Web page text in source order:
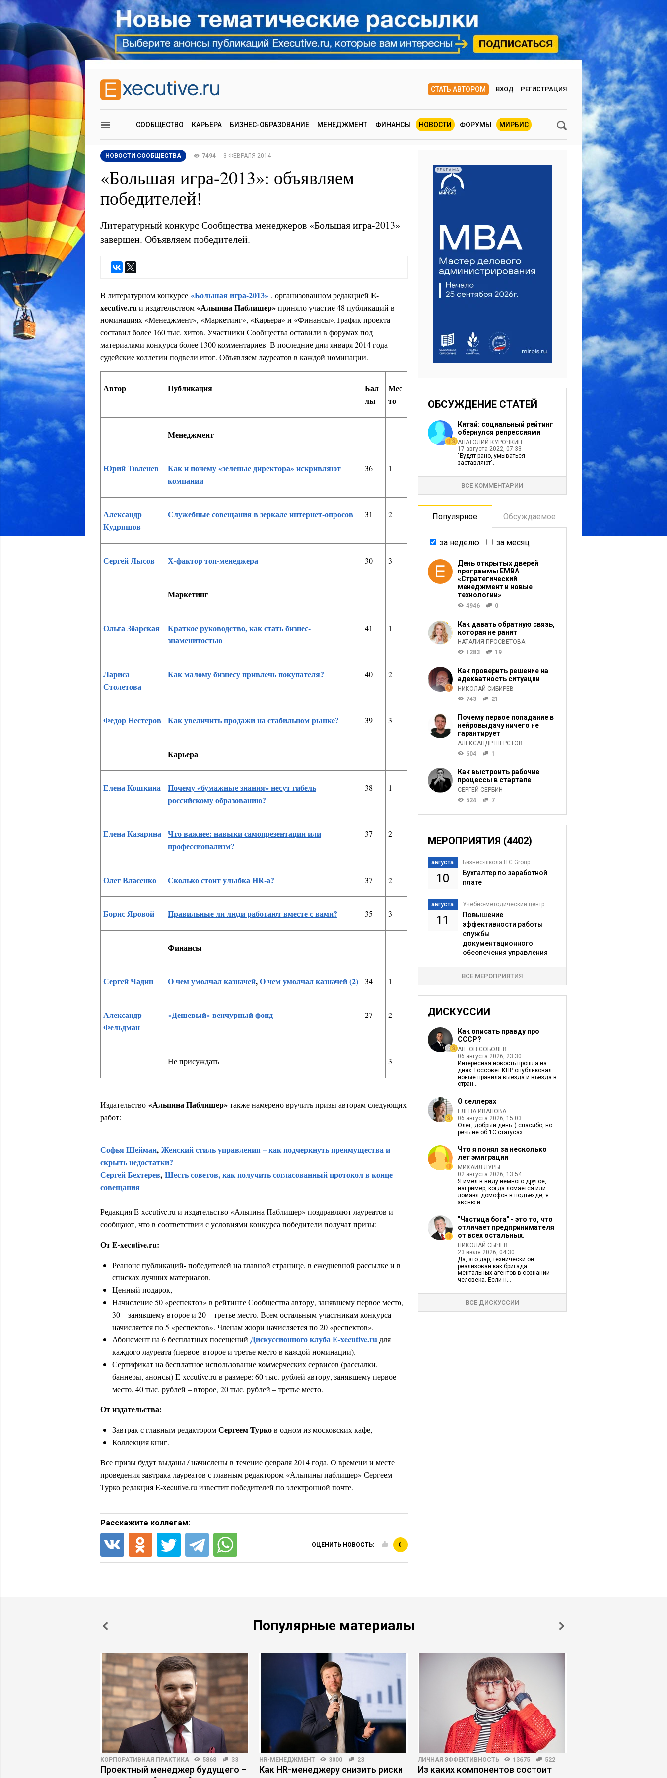
СТАТЬ АВТОРОМ ВХОД РЕГИСТРАЦИЯ
СООБЩЕСТВО КАРЬЕРА БИЗНЕС-ОБРАЗОВАНИЕ МЕНЕДЖМЕНТ ФИНАНСЫ НОВОСТИ ФОРУМЫ МИРБИС
НОВОСТИ СООБЩЕСТВА 7494 3 ФЕВРАЛЯ 2014
«Большая игра-2013»: объявляем
победителей!
Литературный конкурс Сообщества менеджеров «Большая игра-2013»
завершен. Объявляем победителей.
В литературном конкурсе «Большая игра-2013» , организованном редакцией E-
xecutive.ruи издательством«Альпина Паблишер»приняло участие 48 публикаций в
номинациях «Менеджмент», «Маркетинг», «Карьера» и «Финансы».Трафик проекта
составил более 160 тыс. хитов. Участники Сообщества оставили в форумах под
материалами конкурса более 1300 комментариев. В последние дни января 2014 года
судейские коллегии подвели итог. Объявляем лауреатов в каждой номинации.
Автор Публикация
Бал
лы
Мес
то
Менеджмент
Юрий Тюленев
Как и почему «зеленые директора» искривляют
компании
36 1
Александр
Кудряшов
Служебные совещания в зеркале интернет-опросов 31 2
Сергей Лысов Х-фактор топ-менеджера 30 3
Маркетинг
Ольга Збарская
Краткое руководство, как стать бизнес-
знаменитостью
41 1
Лариса
Столетова
Как малому бизнесу привлечь покупателя? 40 2
Федор Нестеров Как увеличить продажи на стабильном рынке? 39 3
Карьера
Елена Кошкина
Почему «бумажные знания» несут гибель
российскому образованию?
38 1
Елена Казарина Что важнее: навыки самопрезентации или
профессионализм?
37 2
Олег Власенко Сколько стоит улыбка HR-а? 37 2
Борис Яровой Правильные ли люди работают вместе с вами? 35 3
Финансы
Сергей Чадин О чем умолчал казначей,О чем умолчал казначей (2) 34 1
Александр
Фельдман
«Дешевый» венчурный фонд 27 2
Не присуждать 3
Издательство «Альпина Паблишер»также намерено вручить призы авторам следующих
работ:
Софья Шейман, Женский стиль управления – как подчеркнуть преимущества и
скрыть недостатки?
Сергей Бехтерев, Шесть советов, как получить согласованный протокол в конце
совещания
Редакция E-xecutive.ru и издательство «Альпина Паблишер» поздравляют лауреатов и
сообщают, что в соответствии с условиями конкурса победители получат призы:
От E-xecutive.ru:
Реанонс публикаций- победителей на главной странице, в ежедневной рассылке и в
списках лучших материалов,
Ценный подарок,
Начисление 50 «респектов» в рейтинге Сообщества автору, занявшему первое место,
30 – занявшему второе и 20 – третье место. Всем остальным участникам конкурса
начисляется по 5 «респектов». Членам жюри начисляется по 20 «респектов».
Абонемент на 6 бесплатных посещений Дискуссионного клуба E-xecutive.ru для
каждого лауреата (первое, второе и третье место в каждой номинации).
Сертификат на бесплатное использование коммерческих сервисов (рассылки,
баннеры, анонсы) E-xecutive.ru в размере: 60 тыс. рублей автору, занявшему первое
место, 40 тыс. рублей – второе, 20 тыс. рублей – третье место.
От издательства:
Завтрак с главным редакторомСергеем Турков одном из московских кафе,
Коллекция книг.
Все призы будут выданы / начислены в течение февраля 2014 года. О времени и месте
проведения завтрака лауреатов с главным редактором «Альпины паблишер» Сергеем
Турко редакция E-xecutive.ru известит победителей по электронной почте.
Расскажите коллегам:
ОЦЕНИТЬ НОВОСТЬ: 0
РЕКЛАМА
ОБСУЖДЕНИЕ СТАТЕЙ
Китай: социальный рейтинг
обернулся репрессиями
АНАТОЛИЙ КУРОЧКИН
17 августа 2022, 07:33
"Будят рано, умываться
заставляют".
ВСЕ КОММЕНТАРИИ
Популярное Обсуждаемое
за неделю за месяц
День открытых дверей
программы ЕМВА
«Стратегический
менеджмент и новые
технологии»
4946 0
Как давать обратную связь,
которая не ранит
НАТАЛИЯ ПРОСВЕТОВА
1283
19
Как проверить решение на
адекватность ситуации
НИКОЛАЙ СИБИРЕВ
743
21
Почему первое попадание в
нейровыдачу ничего не
гарантирует
АЛЕКСАНДР ШЕРСТОВ
604
1
Как выстроить рабочие
процессы в стартапе
СЕРГЕЙ СЕРБИН
524
7
МЕРОПРИЯТИЯ (4402)
августа
10
Бизнес-школа ITC Group
Бухгалтер по заработной
плате
августа
11
Учебно-методический центр...
Повышение
эффективности работы
службы
документационного
обеспечения управления
ВСЕ МЕРОПРИЯТИЯ
ДИСКУССИИ
Как описать правду про
СССР?
АНТОН СОБОЛЕВ
06 августа 2026, 23:30
Интересная новость прошла на
днях: Госсовет КНР опубликовал
новые правила выезда и въезда в
стран...
О селлерах
ЕЛЕНА ИВАНОВА
06 августа 2026, 15:03
Олег, добрый день :) спасибо, но
речь не об 1С статусах.
Что я понял за несколько
лет эмиграции
МИХАИЛ ЛУРЬЕ
02 августа 2026, 13:54
Я имел в виду немного другое,
например, когда ломается или
ломают домофон в подъезде, я
звоню и ...
"Частица бога" - это то, что
отличает предпринимателя
от всех остальных.
НИКОЛАЙ СЫЧЕВ
23 июля 2026, 04:30
Да, это дар, технически он
реализован как бригада
ментальных агентов в сознании
человека. Если н...
ВСЕ ДИСКУССИИ
Популярные материалы
КОРПОРАТИВНАЯ ПРАКТИКА 5868 33
Проектный менеджер будущего –
HR-МЕНЕДЖМЕНТ 3000 23
Как HR-менеджеру снизить риски
ЛИЧНАЯ ЭФФЕКТИВНОСТЬ 13675 522
Из каких компонентов состоит